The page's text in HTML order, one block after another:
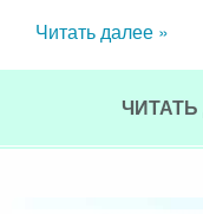
Читать далее »